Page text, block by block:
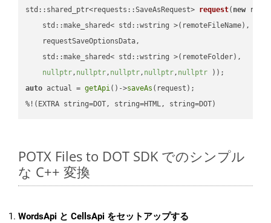
std::shared_ptr<requests::SaveAsRequest> request( new
    std::make_shared< std::wstring >(remoteFileName),
    requestSaveOptionsData,
    std::make_shared< std::wstring >(remoteFolder),
nullptr, nullptr, nullptr, nullptr, nullptr ))
auto actual = getApi()->saveAs (request);
%!(EXTRA string=DOT, string=HTML, string=DOT)
POTX Files to DOT SDK でのシンプル
な C++ 変換
WordsApi と CellsApi をセットアップする